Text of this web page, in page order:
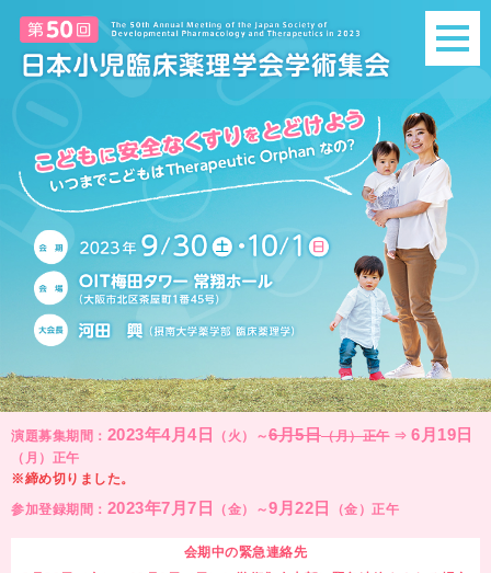
演題募集期間： 2023年4月4日 （火）～6月5日（月）正午⇒ 6月19日
（月）正午
※締め切りました。
参加登録期間： 2023年7月7日 （金）～9月22日 （金）正午
会期中の緊急連絡先